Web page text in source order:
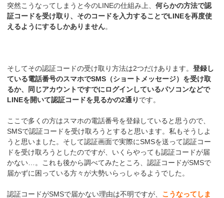
突然こうなってしまうと今のLINEの仕組み上、何らかの方法で認
証コードを受け取り、そのコードを入力することでLINEを再度使
えるようにするしかありません。
そしてその認証コードの受け取り方法は2つだけあります。登録し
ている電話番号のスマホでSMS（ショートメッセージ）を受け取
るか、同じアカウントですでにログインしているパソコンなどで
LINEを開いて認証コードを見るかの2通り です。
ここで多くの方はスマホの電話番号を登録していると思うので、
SMSで認証コードを受け取ろうとすると思います。私もそうしよ
うと思いました。そして認証画面で実際にSMSを送って認証コー
ドを受け取ろうとしたのですが、いくらやっても認証コードが届
かない…。これも後から調べてみたところ、認証コードがSMSで
届かずに困っている方々が大勢いらっしゃるようでした。
認証コードがSMSで届かない理由は不明ですが、 こうなってしま